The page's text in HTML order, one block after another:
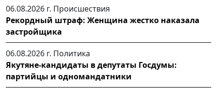
06.08.2026 г. Происшествия
Рекордный штраф: Женщина жестко наказала
застройщика
06.08.2026 г. Политика
Якутяне-кандидаты в депутаты Госдумы:
партийцы и одномандатники